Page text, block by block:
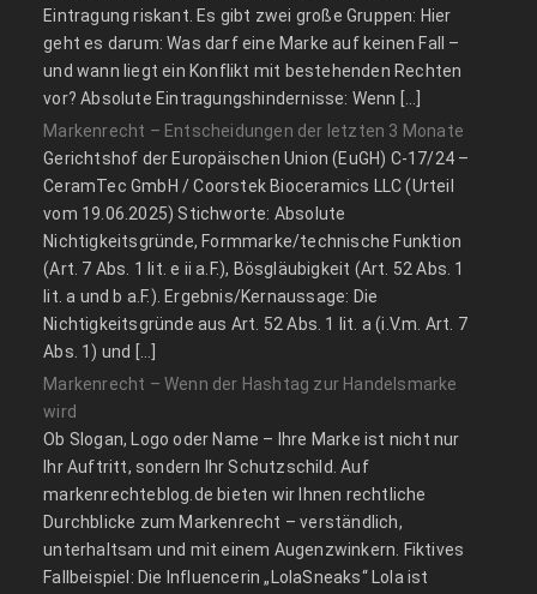
Eintragung riskant. Es gibt zwei große Gruppen: Hier
geht es darum: Was darf eine Marke auf keinen Fall –
und wann liegt ein Konflikt mit bestehenden Rechten
vor? Absolute Eintragungshindernisse: Wenn […]
Markenrecht – Entscheidungen der letzten 3 Monate
Gerichtshof der Europäischen Union (EuGH) C‑17/24 –
CeramTec GmbH / Coorstek Bioceramics LLC (Urteil
vom 19.06.2025) Stichworte: Absolute
Nichtigkeitsgründe, Formmarke/technische Funktion
(Art. 7 Abs. 1 lit. e ii a.F.), Bösgläubigkeit (Art. 52 Abs. 1
lit. a und b a.F.). Ergebnis/Kernaussage: Die
Nichtigkeitsgründe aus Art. 52 Abs. 1 lit. a (i.V.m. Art. 7
Abs. 1) und […]
Markenrecht – Wenn der Hashtag zur Handelsmarke
wird
Ob Slogan, Logo oder Name – Ihre Marke ist nicht nur
Ihr Auftritt, sondern Ihr Schutzschild. Auf
markenrechteblog.de bieten wir Ihnen rechtliche
Durchblicke zum Markenrecht – verständlich,
unterhaltsam und mit einem Augenzwinkern. Fiktives
Fallbeispiel: Die Influencerin „LolaSneaks“ Lola ist